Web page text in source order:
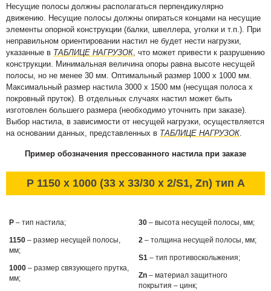
Несущие полосы должны располагаться перпендикулярно
движению. Несущие полосы должны опираться концами на несущие
элементы опорной конструкции (балки, швеллера, уголки и т.п.). При
неправильном ориентировании настил не будет нести нагрузки,
указанные в ТАБЛИЦЕ НАГРУЗОК, что может привести к разрушению
конструкции. Минимальная величина опоры равна высоте несущей
полосы, но не менее 30 мм. Оптимальный размер 1000 х 1000 мм.
Максимальный размер настила 3000 х 1500 мм (несущая полоса х
покровный пруток). В отдельных случаях настил может быть
изготовлен большего размера (необходимо уточнить при заказе).
Выбор настила, в зависимости от несущей нагрузки, осуществляется
на основании данных, представленных в ТАБЛИЦЕ НАГРУЗОК.
Пример обозначения прессованного настила при заказе
P 1150 x 1000 (33 x 33/30 x 2/S1, Zn) тип А
P – тип настила;
1150 – размер несущей полосы,
мм;
1000 – размер связующего прутка,
мм;
30 – высота несущей полосы, мм;
2 – толщина несущей полосы, мм;
S1 – тип противоскольжения;
Zn – материал защитного
покрытия – цинк;